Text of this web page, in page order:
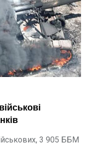
3 905 ББМ